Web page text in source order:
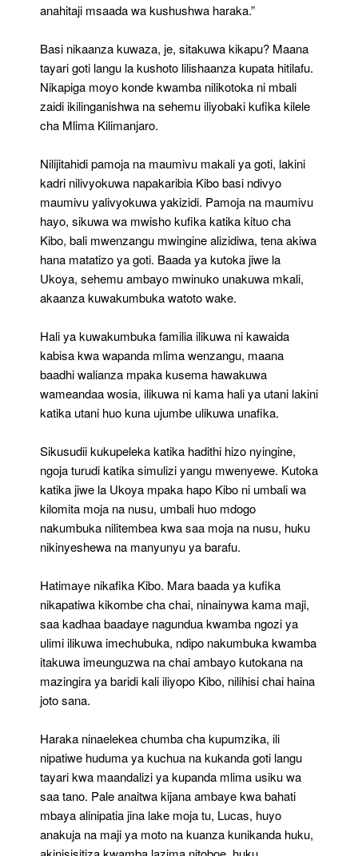
anahitaji msaada wa kushushwa haraka.”
Basi nikaanza kuwaza, je, sitakuwa kikapu? Maana
tayari goti langu la kushoto lilishaanza kupata hitilafu.
Nikapiga moyo konde kwamba nilikotoka ni mbali
zaidi ikilinganishwa na sehemu iliyobaki kufika kilele
cha Mlima Kilimanjaro.
Nilijitahidi pamoja na maumivu makali ya goti, lakini
kadri nilivyokuwa napakaribia Kibo basi ndivyo
maumivu yalivyokuwa yakizidi. Pamoja na maumivu
hayo, sikuwa wa mwisho kufika katika kituo cha
Kibo, bali mwenzangu mwingine alizidiwa, tena akiwa
hana matatizo ya goti. Baada ya kutoka jiwe la
Ukoya, sehemu ambayo mwinuko unakuwa mkali,
akaanza kuwakumbuka watoto wake.
Hali ya kuwakumbuka familia ilikuwa ni kawaida
kabisa kwa wapanda mlima wenzangu, maana
baadhi walianza mpaka kusema hawakuwa
wameandaa wosia, ilikuwa ni kama hali ya utani lakini
katika utani huo kuna ujumbe ulikuwa unafika.
Sikusudii kukupeleka katika hadithi hizo nyingine,
ngoja turudi katika simulizi yangu mwenyewe. Kutoka
katika jiwe la Ukoya mpaka hapo Kibo ni umbali wa
kilomita moja na nusu, umbali huo mdogo
nakumbuka nilitembea kwa saa moja na nusu, huku
nikinyeshewa na manyunyu ya barafu.
Hatimaye nikafika Kibo. Mara baada ya kufika
nikapatiwa kikombe cha chai, ninainywa kama maji,
saa kadhaa baadaye nagundua kwamba ngozi ya
ulimi ilikuwa imechubuka, ndipo nakumbuka kwamba
itakuwa imeunguzwa na chai ambayo kutokana na
mazingira ya baridi kali iliyopo Kibo, nilihisi chai haina
joto sana.
Haraka ninaelekea chumba cha kupumzika, ili
nipatiwe huduma ya kuchua na kukanda goti langu
tayari kwa maandalizi ya kupanda mlima usiku wa
saa tano. Pale anaitwa kijana ambaye kwa bahati
mbaya alinipatia jina lake moja tu, Lucas, huyo
anakuja na maji ya moto na kuanza kunikanda huku,